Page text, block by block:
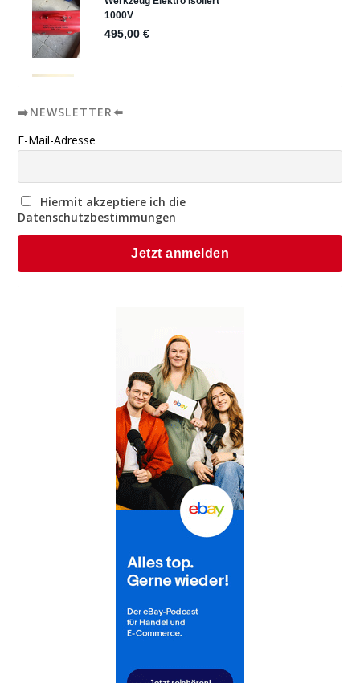
➡️NEWSLETTER⬅️
E-Mail-Adresse
Hiermit akzeptiere ich die
Datenschutzbestimmungen